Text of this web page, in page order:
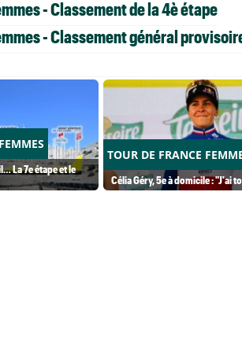
- Classement de la 4è étape
- Classement général
La 7e étape et le
TOUR DE FRANCE
Célia Géry, 5e à domicile : "J'ai